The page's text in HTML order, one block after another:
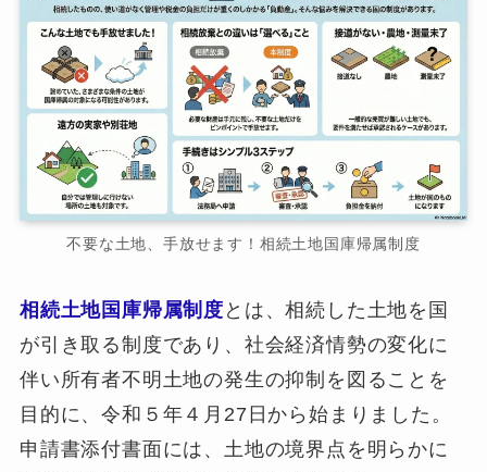
不要な土地、手放せます！相続土地国庫帰属制度
相続土地国庫帰属制度 とは、相続した土地を国
が引き取る制度であり、社会経済情勢の変化に
伴い所有者不明土地の発生の抑制を図ることを
目的に、令和５年４月27日から始まりました。
申請書添付書面には、土地の境界点を明らかに